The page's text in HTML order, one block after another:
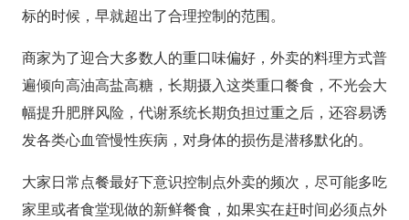
标的时候，早就超出了合理控制的范围。
商家为了迎合大多数人的重口味偏好，外卖的料理方式普
遍倾向高油高盐高糖，长期摄入这类重口餐食，不光会大
幅提升肥胖风险，代谢系统长期负担过重之后，还容易诱
发各类心血管慢性疾病，对身体的损伤是潜移默化的。
大家日常点餐最好下意识控制点外卖的频次，尽可能多吃
家里或者食堂现做的新鲜餐食，如果实在赶时间必须点外